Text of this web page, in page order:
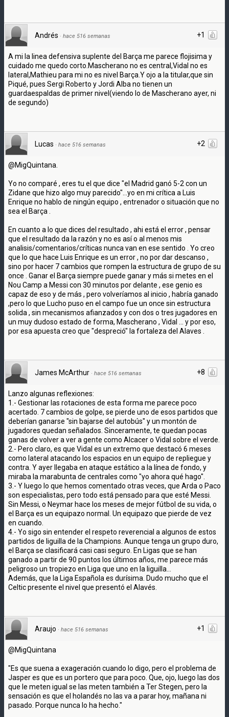
+1
Andrés · hace 516 semanas
A mi la linea defensiva suplente del Barça me parece flojisima y
cuidado me quedo corto.Mascherano no es central,Vidal no es
lateral,Mathieu para mi no es nivel Barça.Y ojo a la titular,que sin
Piqué, pues Sergi Roberto y Jordi Alba no tienen un
guardaespaldas de primer nivel(viendo lo de Mascherano ayer, ni
de segundo)
+2
Lucas · hace 516 semanas
@MigQuintana.
Yo no comparé , eres tu el que dice "el Madrid ganó 5-2 con un
Zidane que hizo algo muy parecido"...yo en mi crítica a Luis
Enrique no hablo de ningún equipo , entrenador o situación que no
sea el Barça .
En cuanto a lo que dices del resultado , ahi está el error , pensar
que el resultado da la razón y no es así o al menos mis
analisis/comentarios/críticas nunca van en ese sentido . Yo creo
que lo que hace Luis Enrique es un error , no por dar descanso ,
sino por hacer 7 cambios que rompen la estructura de grupo de su
once . Ganar el Barça siempre puede ganar y más si metes en el
Nou Camp a Messi con 30 minutos por delante , ese genio es
capaz de eso y de más , pero volveríamos al inicio , habría ganado
,pero lo que Lucho puso en el campo fue un once sin estructura
solida , sin mecanismos afianzados y con dos o tres jugadores en
un muy dudoso estado de forma, Mascherano , Vidal ... y por eso,
por esa apuesta creo que "despreció" la fortaleza del Alaves .
+8
James McArthur · hace 516 semanas
Lanzo algunas reflexiones:
1.- Gestionar las rotaciones de esta forma me parece poco
acertado. 7 cambios de golpe, se pierde uno de esos partidos que
deberían ganarse "sin bajarse del autobús" y un montón de
jugadores quedan señalados. Sinceramente, te quedan pocas
ganas de volver a ver a gente como Alcacer o Vidal sobre el verde.
2.- Pero claro, es que Vidal es un extremo que destacó 6 meses
como lateral atacando los espacios en un equipo de repliegue y
contra. Y ayer llegaba en ataque estático a la línea de fondo, y
miraba la marabunta de centrales como "yo ahora qué hago".
3.- Y luego lo que hemos comentado otras veces, que Arda o Paco
son especialistas, pero todo está pensado para que esté Messi.
Sin Messi, o Neymar hace los meses de mejor fútbol de su vida, o
el Barça es un equipazo normal. Un equipazo que pierde de vez
en cuando.
4.- Yo sigo sin entender el respeto reverencial a algunos de estos
partidos de liguilla de la Champions. Aunque tenga un grupo duro,
el Barça se clasificará casi casi seguro. En Ligas que se han
ganado a partir de 90 puntos los últimos años, me parece más
peligroso un tropiezo en Liga que uno en la liguilla...
Además, que la Liga Española es durísima. Dudo mucho que el
Celtic presente el nivel que presentó el Alavés.
+1
Araujo · hace 516 semanas
@MigQuintana
"Es que suena a exageración cuando lo digo, pero el problema de
Jasper es que es un portero que para poco. Que, ojo, luego las dos
que le meten igual se las meten también a Ter Stegen, pero la
sensación es que el holandés no las va a parar hoy, mañana ni
pasado. Porque nunca lo ha hecho."